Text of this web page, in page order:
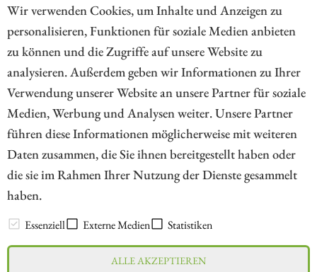
Wir verwenden Cookies, um Inhalte und Anzeigen zu
personalisieren, Funktionen für soziale Medien anbieten
zu können und die Zugriffe auf unsere Website zu
analysieren. Außerdem geben wir Informationen zu Ihrer
Verwendung unserer Website an unsere Partner für soziale
Medien, Werbung und Analysen weiter. Unsere Partner
führen diese Informationen möglicherweise mit weiteren
Daten zusammen, die Sie ihnen bereitgestellt haben oder
die sie im Rahmen Ihrer Nutzung der Dienste gesammelt
haben.
Essenziell Externe Medien Statistiken
ALLE AKZEPTIEREN
Zinswende nach oben.
ZUM KOMMENTAR
// kapitalerhoehungen.de - © 2026 - Die Informationsplattform für
Investoren und Unternehmen rund um Kapitalerhöhung, Kapitalmarkt
und Unternehmensfinanzierung
LEXIKON